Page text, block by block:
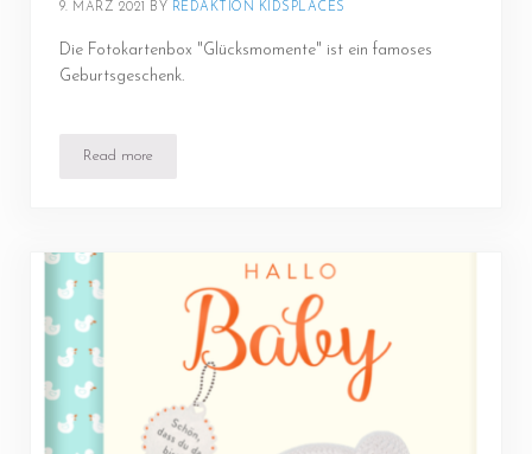
9. MÄRZ 2021 BY REDAKTION KIDSPLACES
Die Fotokartenbox "Glücksmomente" ist ein famoses
Geburtsgeschenk.
Read moreFotokarten Glücksmomente – Babys erstes Jahr